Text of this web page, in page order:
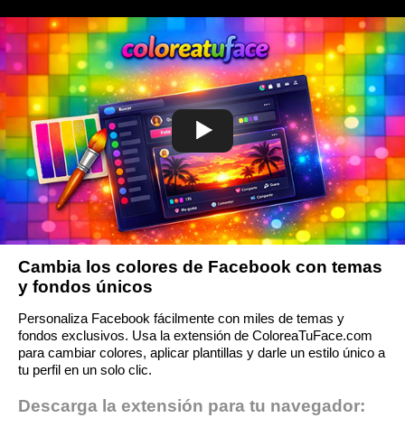
Cambia los colores de Facebook con temas
y fondos únicos
Personaliza Facebook fácilmente con miles de temas y
fondos exclusivos. Usa la extensión de ColoreaTuFace.com
para cambiar colores, aplicar plantillas y darle un estilo único a
tu perfil en un solo clic.
Descarga la extensión para tu navegador: